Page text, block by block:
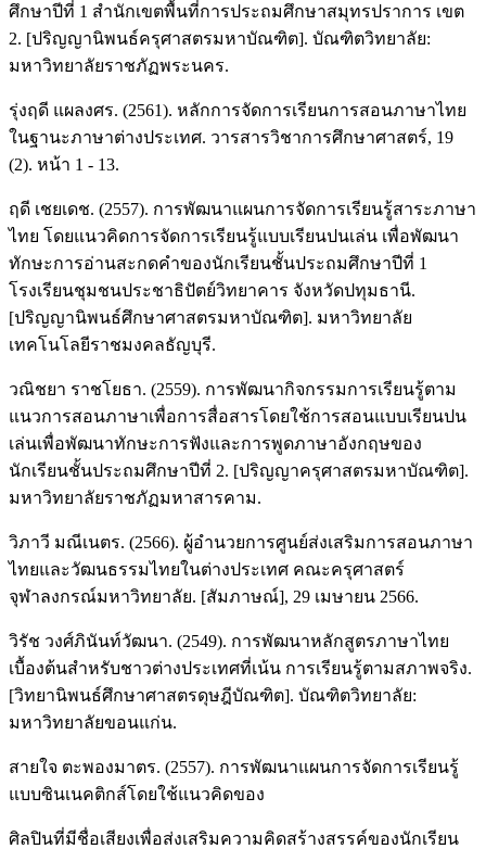
ศึกษาปีที่ 1 สำนักเขตพื้นที่การประถมศึกษาสมุทรปราการ เขต
2. [ปริญญานิพนธ์ครุศาสตรมหาบัณฑิต]. บัณฑิตวิทยาลัย:
มหาวิทยาลัยราชภัฏพระนคร.
รุ่งฤดี แผลงศร. (2561). หลักการจัดการเรียนการสอนภาษาไทย
ในฐานะภาษาต่างประเทศ. วารสารวิชาการศึกษาศาสตร์, 19
(2). หน้า 1 - 13.
ฤดี เชยเดช. (2557). การพัฒนาแผนการจัดการเรียนรู้สาระภาษา
ไทย โดยแนวคิดการจัดการเรียนรู้แบบเรียนปนเล่น เพื่อพัฒนา
ทักษะการอ่านสะกดคำของนักเรียนชั้นประถมศึกษาปีที่ 1
โรงเรียนชุมชนประชาธิปัตย์วิทยาคาร จังหวัดปทุมธานี.
[ปริญญานิพนธ์ศึกษาศาสตรมหาบัณฑิต]. มหาวิทยาลัย
เทคโนโลยีราชมงคลธัญบุรี.
วณิชยา ราชโยธา. (2559). การพัฒนากิจกรรมการเรียนรู้ตาม
แนวการสอนภาษาเพื่อการสื่อสารโดยใช้การสอนแบบเรียนปน
เล่นเพื่อพัฒนาทักษะการฟังและการพูดภาษาอังกฤษของ
นักเรียนชั้นประถมศึกษาปีที่ 2. [ปริญญาครุศาสตรมหาบัณฑิต].
มหาวิทยาลัยราชภัฏมหาสารคาม.
วิภาวี มณีเนตร. (2566). ผู้อำนวยการศูนย์ส่งเสริมการสอนภาษา
ไทยและวัฒนธรรมไทยในต่างประเทศ คณะครุศาสตร์
จุฬาลงกรณ์มหาวิทยาลัย. [สัมภาษณ์], 29 เมษายน 2566.
วิรัช วงศ์ภินันท์วัฒนา. (2549). การพัฒนาหลักสูตรภาษาไทย
เบื้องต้นสำหรับชาวต่างประเทศที่เน้น การเรียนรู้ตามสภาพจริง.
[วิทยานิพนธ์ศึกษาศาสตรดุษฎีบัณฑิต]. บัณฑิตวิทยาลัย:
มหาวิทยาลัยขอนแก่น.
สายใจ ตะพองมาตร. (2557). การพัฒนาแผนการจัดการเรียนรู้
แบบซินเนคติกส์โดยใช้แนวคิดของ
ศิลปินที่มีชื่อเสียงเพื่อส่งเสริมความคิดสร้างสรรค์ของนักเรียน